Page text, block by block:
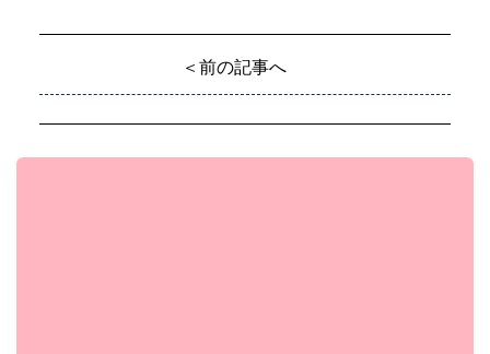
＜前の記事へ